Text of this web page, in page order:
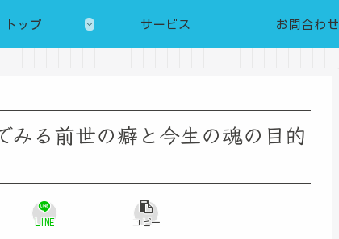
トップ サービス お問合わせ
みる前世の癖と今生の魂の目的
LINE コピー